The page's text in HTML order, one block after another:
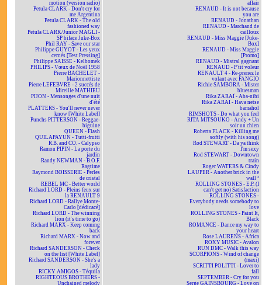
motion (version radio)
Petula CLARK - Don't cry for
me Argentina
Petula CLARK - The old
fashioned way
Petula CLARK/Junior MAGLI -
SP biface Juke-Box
Phil RAY - Save our star
Philippe GUYOT - Les yeux
cernés [Test Pressing]
Philippe SAISSE - Kelbomek
PHILIPS - Vœux de Noël 1958
Pierre BACHELET -
Marionnettiste
Pierre LEFEBVRE - 2 succès de
Mireille MATHIEU
PIJON - Mensonges d'une nuit
d'été
PLATTERS - You'll never never
know [White Label]
Punchs PITTERSON - Reggae-
biguine
QUEEN - Flash
QUILAPAYUN - Tutti-frutti
R.B. and CO. - Calypso
Ramon PIPIN - La porte du
jardin
Randy NEWMAN - B.O.F.
Ragtime
Raymond BOISSERIE - Perles
de cristal
REBEL MC - Better world
Richard LORD - Pleins feux sur
la RENAULT 9
Richard LORD - Rallye Monte-
Carlo [dédicacé]
Richard LORD - The winning
lion (it's time to go)
Richard MARX - Keep coming
back
Richard MARX - Now and
forever
Richard SANDERSON - Check
on the list [White Label]
Richard SANDERSON - She's a
lady
RICKY AMIGOS - Téquila
RIGHTEOUS BROTHERS -
Unchained melody
affair
RENAUD - It is not because
you are
RENAUD - Jonathan
RENAUD - Marchand de
cailloux
RENAUD - Miss Maggie [Juke-
Box]
RENAUD - Miss Maggie
[Promo]
RENAUD - Mistral gagnant
RENAUD - P'tit voleur
RENAULT 4 - Re-prenez le
volant avec FANGIO
Richie SAMBORA - Mister
bluesman
Rika ZARAÏ - Aba-nibi
Rika ZARAÏ - Hava netse
bamahol
RIMSHOTS - Do what you feel
RITA MITSOUKO - Andy + Un
soir un chien
Roberta FLACK - Killing me
softly (with his song)
Rod STEWART - Da ya think
I'm sexy
Rod STEWART - Downtown
train
Roger WATERS & Cindy
LAUPER - Another brick in the
wall ²
ROLLING STONES - E.P. (I
can't get no) Satisfaction
ROLLING STONES -
Everybody needs somebody to
love
ROLLING STONES - Paint It,
Black
ROMANCE - Dance my way to
your heart
Rose LAURENS - Africa
ROXY MUSIC - Avalon
RUN DMC - Walk this way
SCORPIONS - Wind of change
(maxi)
SCRITTI POLITTI - Lover to
fall
SEPTEMBER - Cry for you
Serge GAINSBOURG - Love on